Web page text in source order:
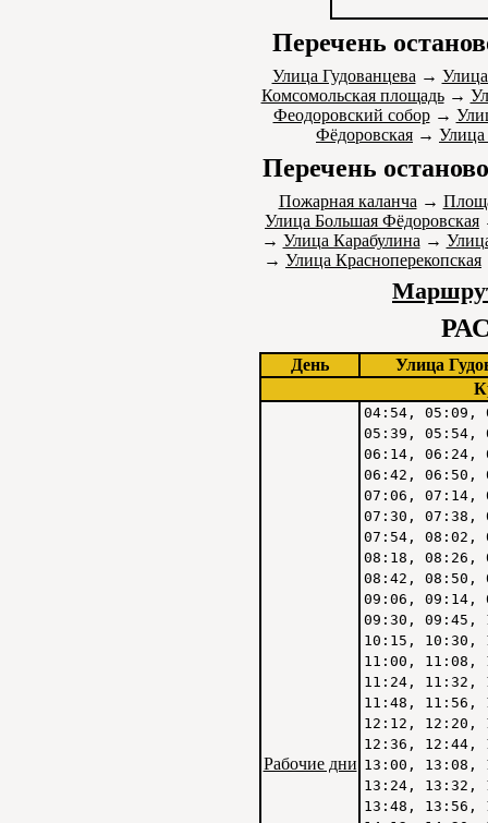
Перечень
Улица Гудованцева →
Комсомольская площадь→
Феодоровский собор→
Фёдоровская → Улица
Перечень
Пожарная каланча →
Улица Большая Фёдоровская
→ Улица Карабулина →
→ Улица Красноперекопская
День
Улица
Рабочие дни
04:54, 05:09,
05:39, 05:54,
06:14, 06:24,
06:42, 06:50,
07:06, 07:14,
07:30, 07:38,
07:54, 08:02,
08:18, 08:26,
08:42, 08:50,
09:06, 09:14,
09:30, 09:45,
10:15, 10:30,
11:00, 11:08,
11:24, 11:32,
11:48, 11:56,
12:12, 12:20,
12:36, 12:44,
13:00, 13:08,
13:24, 13:32,
13:48, 13:56,